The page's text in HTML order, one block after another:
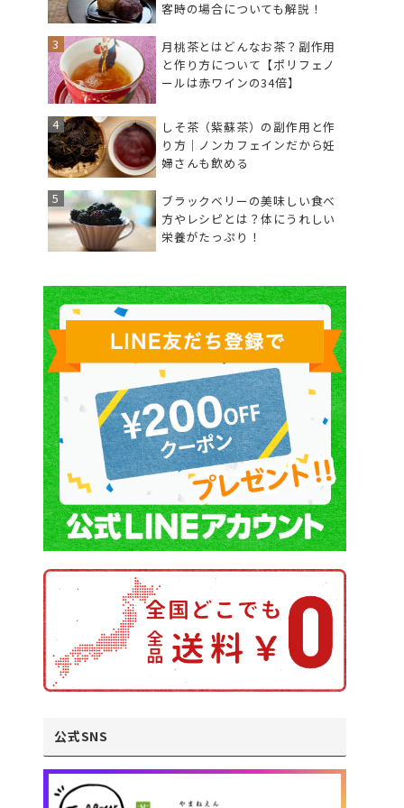
客時の場合についても解説！
月桃茶とはどんなお茶？副作用
と作り方について【ポリフェノ
ールは赤ワインの34倍】
しそ茶（紫蘇茶）の副作用と作
り方｜ノンカフェインだから妊
婦さんも飲める
ブラックベリーの美味しい食べ
方やレシピとは？体にうれしい
栄養がたっぷり！
公式SNS